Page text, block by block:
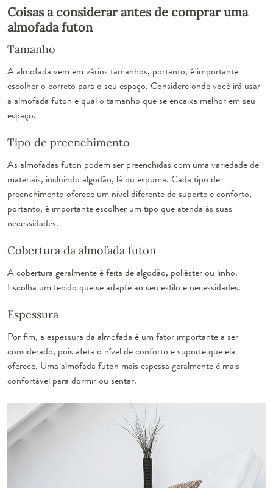
Coisas a considerar antes de comprar uma
almofada futon
Tamanho
A almofada vem em vários tamanhos, portanto, é importante
escolher o correto para o seu espaço. Considere onde você irá usar
a almofada futon e qual o tamanho que se encaixa melhor em seu
espaço.
Tipo de preenchimento
As almofadas futon podem ser preenchidas com uma variedade de
materiais, incluindo algodão, lã ou espuma. Cada tipo de
preenchimento oferece um nível diferente de suporte e conforto,
portanto, é importante escolher um tipo que atenda às suas
necessidades.
Cobertura da almofada futon
A cobertura geralmente é feita de algodão, poliéster ou linho.
Escolha um tecido que se adapte ao seu estilo e necessidades.
Espessura
Por fim, a espessura da almofada é um fator importante a ser
considerado, pois afeta o nível de conforto e suporte que ela
oferece. Uma almofada futon mais espessa geralmente é mais
confortável para dormir ou sentar.